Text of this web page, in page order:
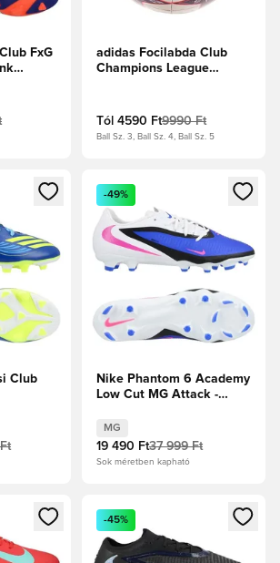
FxG
adidas Focilabda Club
Champions League
Tól 4590 Ft9990 Ft
Ball Sz. 3, Ball Sz. 4, Ball Sz. 5
a bejelentkezéshez vagy a tagként
Club
Megnyit egy modált a
-49%
Nike Phantom 6 Academy
Low Cut MG Attack -
Blast/Fehér
MG
19 490 Ft37 999 Ft
Sok méretben kapható
a bejelentkezéshez vagy a tagként
Megnyit egy modált a
-45%